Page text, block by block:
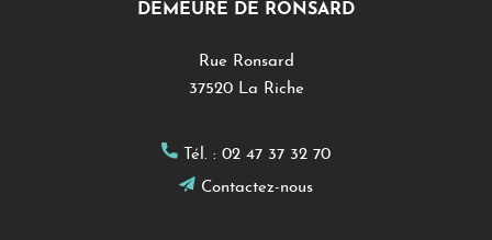
DEMEURE DE RONSARD
Rue Ronsard
37520 La Riche
Tél. : 02 47 37 32 70
Contactez-nous